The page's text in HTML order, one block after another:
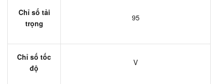
Chỉ số tải
trọng
95
Chỉ số tốc
độ
V